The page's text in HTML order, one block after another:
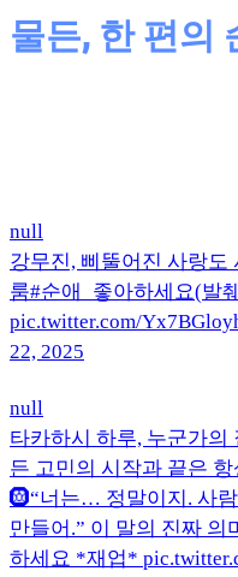
물든, 한 편의
null
강무진, 삐뚤어진 사랑도
룸#순애_좋아하세요(발
pic.twitter.com/
22, 2025
null
타카하시 하루, 누군가의
든 고민의 시작과 끝은
🛞“너는… 정말이지. 사
만들어.” 이 말의 진짜
하세요 *재업*